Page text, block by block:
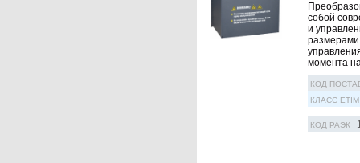
собой
и
момента
КОД
КЛАСС ETIM
КОД РАЭК